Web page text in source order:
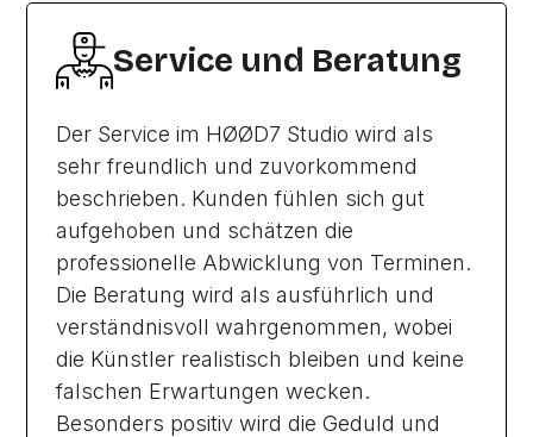
Service und Beratung
Der Service im HØØD7 Studio wird als
sehr freundlich und zuvorkommend
beschrieben. Kunden fühlen sich gut
aufgehoben und schätzen die
professionelle Abwicklung von Terminen.
Die Beratung wird als ausführlich und
verständnisvoll wahrgenommen, wobei
die Künstler realistisch bleiben und keine
falschen Erwartungen wecken.
Besonders positiv wird die Geduld und